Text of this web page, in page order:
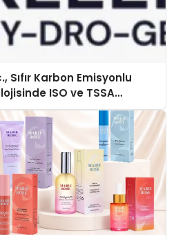
Sıfır Karbon Emisyonlu
ISO ve TSSA
Aldı